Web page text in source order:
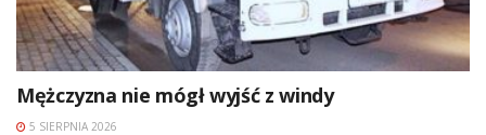
Mężczyzna nie mógł wyjść z windy
5 SIERPNIA 2026